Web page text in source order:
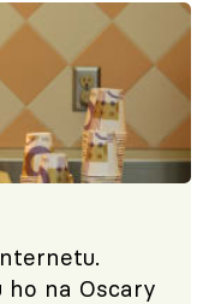
ho na Oscary